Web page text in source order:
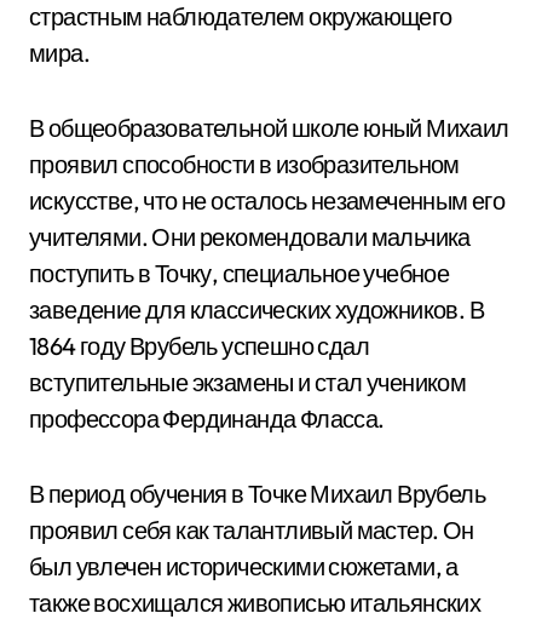
страстным наблюдателем окружающего
мира.
В общеобразовательной школе юный Михаил
проявил способности в изобразительном
искусстве, что не осталось незамеченным его
учителями. Они рекомендовали мальчика
поступить в Точку, специальное учебное
заведение для классических художников. В
1864 году Врубель успешно сдал
вступительные экзамены и стал учеником
профессора Фердинанда Фласса.
В период обучения в Точке Михаил Врубель
проявил себя как талантливый мастер. Он
был увлечен историческими сюжетами, а
также восхищался живописью итальянских